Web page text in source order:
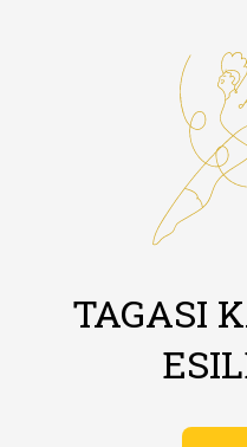
TAGASI